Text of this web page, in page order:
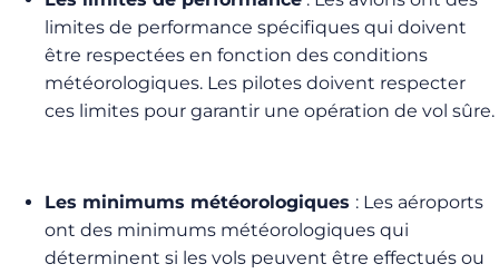
limites de performance spécifiques qui doivent
être respectées en fonction des conditions
météorologiques. Les pilotes doivent respecter
ces limites pour garantir une opération de vol sûre.
Les minimums météorologiques : Les aéroports
ont des minimums météorologiques qui
déterminent si les vols peuvent être effectués ou